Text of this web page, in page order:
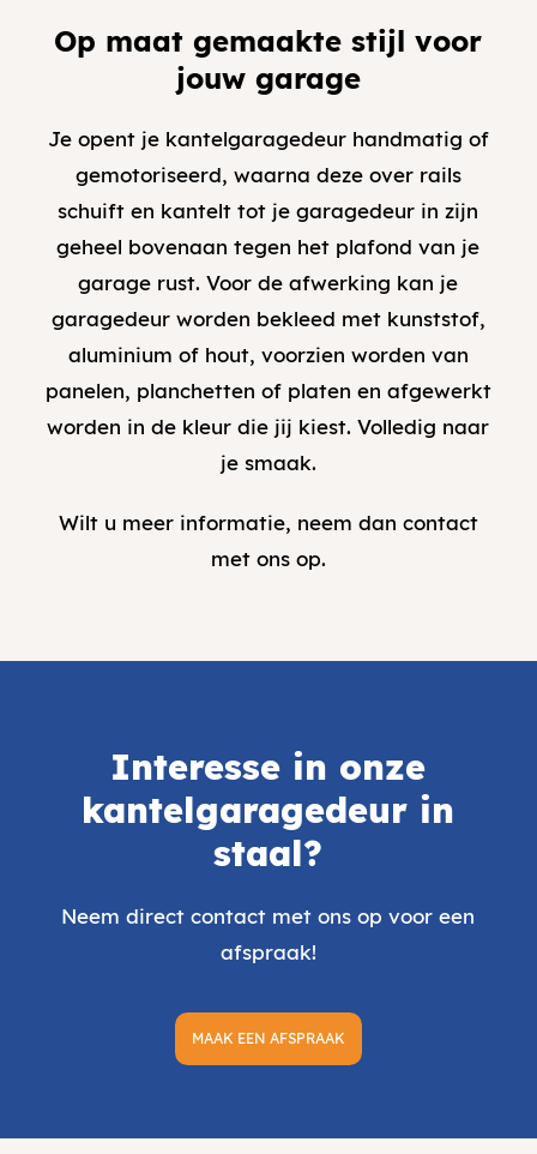
Op maat gemaakte stijl voor
jouw garage
Je opent je kantelgaragedeur handmatig of
gemotoriseerd, waarna deze over rails
schuift en kantelt tot je garagedeur in zijn
geheel bovenaan tegen het plafond van je
garage rust. Voor de afwerking kan je
garagedeur worden bekleed met kunststof,
aluminium of hout, voorzien worden van
panelen, planchetten of platen en afgewerkt
worden in de kleur die jij kiest. Volledig naar
je smaak.
Wilt u meer informatie, neem dan contact
met ons op.
Interesse in onze
kantelgaragedeur in
staal?
Neem direct contact met ons op voor een
afspraak!
MAAK EEN AFSPRAAK